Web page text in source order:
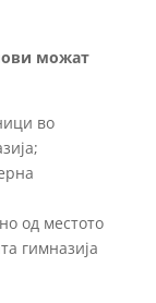
можат
во
од местото
гимназија